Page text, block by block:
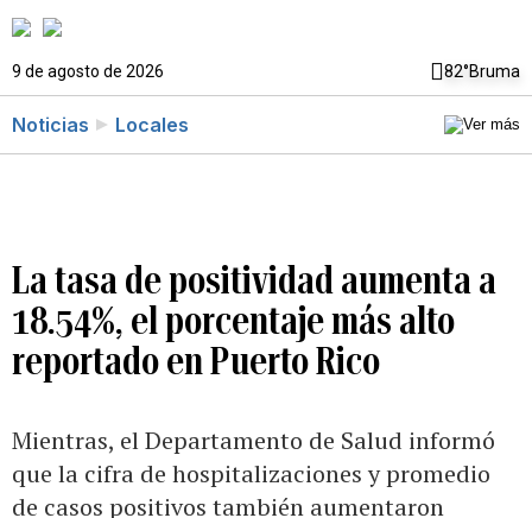
9 de agosto de 2026 82°Bruma
Noticias Locales
La tasa de positividad aumenta a
18.54%, el porcentaje más alto
reportado en Puerto Rico
Mientras, el Departamento de Salud informó
que la cifra de hospitalizaciones y promedio
de casos positivos también aumentaron